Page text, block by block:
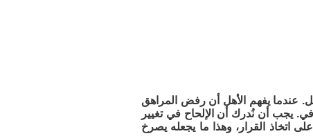
عندما يفهم الأهل أن رفض المراهق
يجب أن نُدرك أن الإلحاح في تغيير
اتخاذ القرار، وهذا ما يجعله يصرخ